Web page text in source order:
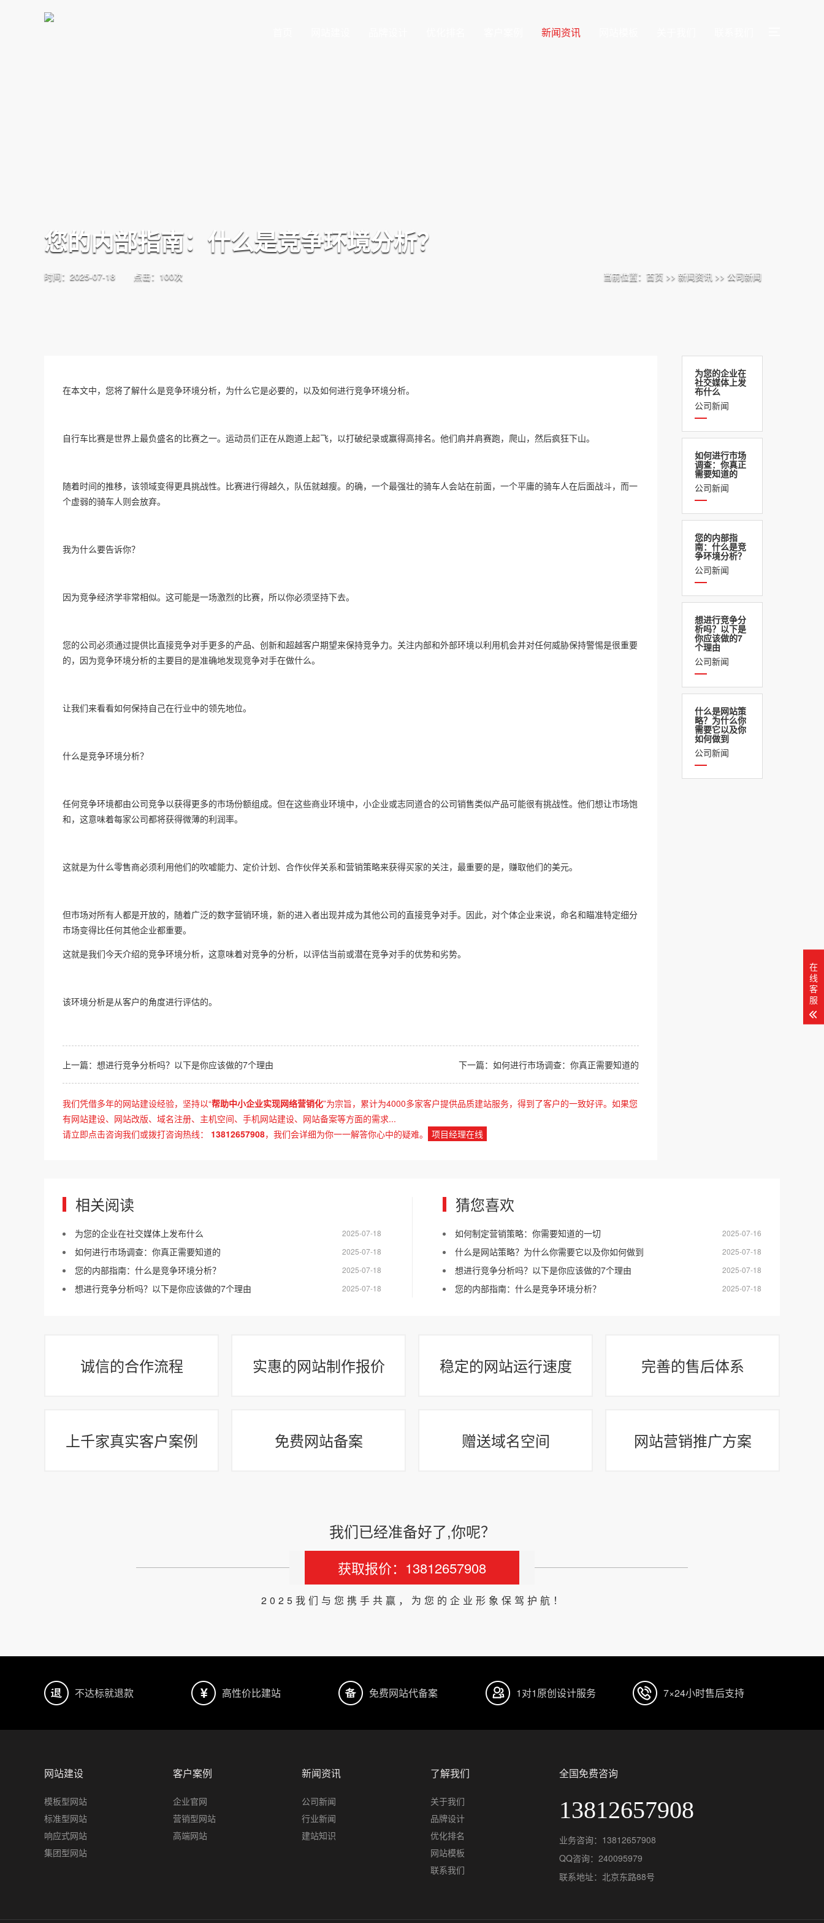
新闻资讯
您的内部指南：什么是竞争环境分析？
当前位置： 首页 >> 新闻资讯 >> 公司新闻
时间：2025-07-18 点击：100次
为您的企业在
社交媒体上发
布什么
公司新闻
如何进行市场
调查：你真正
需要知道的
公司新闻
您的内部指
南：什么是竞
争环境分析？
公司新闻
想进行竞争分
析吗？以下是
你应该做的7
个理由
公司新闻
什么是网站策
略？为什么你
需要它以及你
如何做到
公司新闻
在本文中，您将了解什么是竞争环境分析，为什么它是必要的，以及如何进行竞争环境分析。
自行车比赛是世界上最负盛名的比赛之一。运动员们正在从跑道上起飞，以打破纪录或赢得高排名。他们肩并肩赛跑，爬山，然后疯狂下山。
随着时间的推移，该领域变得更具挑战性。比赛进行得越久，队伍就越瘦。的确，一个最强壮的骑车人会站在前面，一个平庸的骑车人在后面战斗，而一
个虚弱的骑车人则会放弃。
我为什么要告诉你？
因为竞争经济学非常相似。这可能是一场激烈的比赛，所以你必须坚持下去。
您的公司必须通过提供比直接竞争对手更多的产品、创新和超越客户期望来保持竞争力。关注内部和外部环境以利用机会并对任何威胁保持警惕是很重要
的，因为竞争环境分析的主要目的是准确地发现竞争对手在做什么。
让我们来看看如何保持自己在行业中的领先地位。
什么是竞争环境分析？
任何竞争环境都由公司竞争以获得更多的市场份额组成。但在这些商业环境中，小企业或志同道合的公司销售类似产品可能很有挑战性。他们想让市场饱
和，这意味着每家公司都将获得微薄的利润率。
这就是为什么零售商必须利用他们的吹嘘能力、定价计划、合作伙伴关系和营销策略来获得买家的关注，最重要的是，赚取他们的美元。
但市场对所有人都是开放的，随着广泛的数字营销环境，新的进入者出现并成为其他公司的直接竞争对手。因此，对个体企业来说，命名和瞄准特定细分
市场变得比任何其他企业都重要。
这就是我们今天介绍的竞争环境分析，这意味着对竞争的分析，以评估当前或潜在竞争对手的优势和劣势。
该环境分析是从客户的角度进行评估的。
上一篇： 想进行竞争分析吗？以下是你应该做的7个理由 下一篇： 如何进行市场调查：你真正需要知道的
我们凭借多年的网站建设经验，坚持以“帮助中小企业实现网络营销化”为宗旨，累计为4000多家客户提供品质建站服务，得到了客户的一致好评。如果您
有网站建设、网站改版、域名注册、主机空间、手机网站建设、网站备案等方面的需求...
请立即点击咨询我们或拨打咨询热线：
13812657908，我们会详细为你一一解答你心中的疑难。 项目经理在线
相关阅读
2025-07-18
为您的企业在社交媒体上发布什么
2025-07-18
如何进行市场调查：你真正需要知道的
2025-07-18
您的内部指南：什么是竞争环境分析？
2025-07-18
想进行竞争分析吗？以下是你应该做的7个理由
猜您喜欢
2025-07-16
如何制定营销策略：你需要知道的一切
2025-07-18
什么是网站策略？为什么你需要它以及你如何做到
2025-07-18
想进行竞争分析吗？以下是你应该做的7个理由
2025-07-18
您的内部指南：什么是竞争环境分析？
诚信的合作流程 实惠的网站制作报价 稳定的网站运行速度 完善的售后体系
上千家真实客户案例 免费网站备案 赠送域名空间 网站营销推广方案
我们已经准备好了,你呢？
获取报价：13812657908
2025我们与您携手共赢，为您的企业形象保驾护航！
不达标就退款 高性价比建站 免费网站代备案 1对1原创设计服务 7×24小时售后支持
网站建设
模板型网站
标准型网站
响应式网站
集团型网站
客户案例
企业官网
营销型网站
高端网站
新闻资讯
公司新闻
行业新闻
建站知识
了解我们
关于我们
品牌设计
优化排名
网站模板
联系我们
全国免费咨询
13812657908
业务咨询：13812657908
QQ咨询：240095979
联系地址：北京东路88号
在
线
客
服